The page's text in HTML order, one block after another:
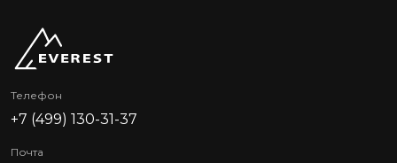
Телефон
+7 (499) 130-31-37
Почта